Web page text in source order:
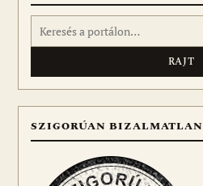
Keresés:
SZIGORÚAN BIZALMATLAN